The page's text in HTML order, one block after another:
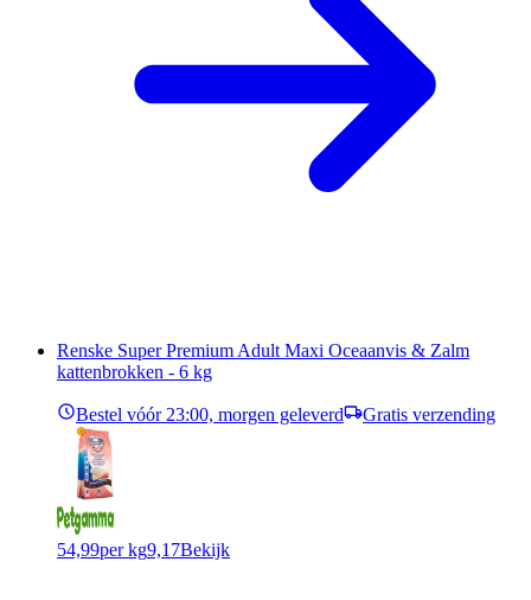
Renske Super Premium Adult Maxi Oceaanvis & Zalm
kattenbrokken - 6 kg
Bestel vóór 23:00, morgen geleverd Gratis verzending
54,99per kg9,17Bekijk